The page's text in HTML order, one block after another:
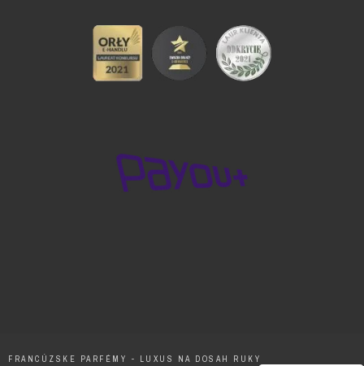
FRANCÚZSKE PARFÉMY - LUXUS NA DOSAH RUKY